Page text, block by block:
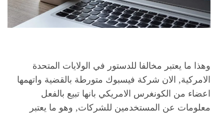
وهذا ما يعتبر مخالفا للدستور في الولايات المتحدة
الامركية, الان شركة فيسبوك متورطة بالقضية واتهمها
اعضاء من الكونغرس الامريكي بانها تبيع بالفعل
معلومات عن المستخدمين للشركات, وهو ما يعتبر